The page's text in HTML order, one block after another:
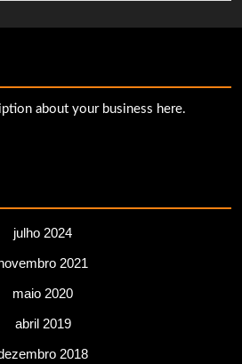
about your business here.
julho 2024
2021
maio 2020
abril 2019
2018